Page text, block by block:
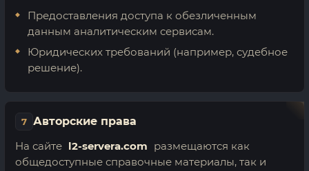
Предоставления доступа к обезличенным
данным аналитическим сервисам.
Юридических требований (например, судебное
решение).
7 Авторские права
На сайте l2-servera.com
размещаются как
общедоступные справочные материалы, так и